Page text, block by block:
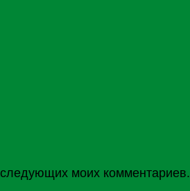
моих комментариев.